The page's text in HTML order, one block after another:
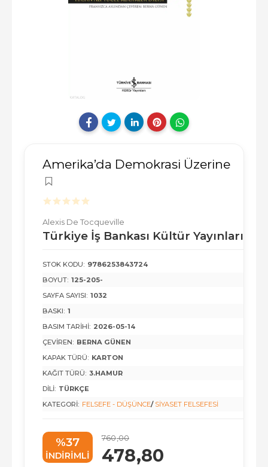
Amerika’da Demokrasi Üzerine
Alexis De Tocqueville
Türkiye İş Bankası Kültür Yayınları
STOK KODU: 9786253843724
BOYUT: 125-205-
SAYFA SAYISI: 1032
BASKI: 1
BASIM TARIHI: 2026-05-14
ÇEVIREN: BERNA GÜNEN
KAPAK TÜRÜ: KARTON
KAĞIT TÜRÜ: 3.HAMUR
DILI: TÜRKÇE
KATEGORI: FELSEFE - DÜŞÜNCE/ SIYASET FELSEFESI
%37
INDIRIMLI
760,00
478,80